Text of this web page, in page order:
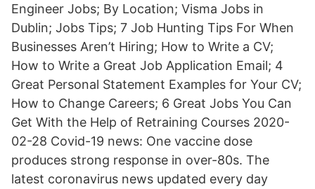
Engineer Jobs; By Location; Visma Jobs in
Dublin; Jobs Tips; 7 Job Hunting Tips For When
Businesses Aren’t Hiring; How to Write a CV;
How to Write a Great Job Application Email; 4
Great Personal Statement Examples for Your CV;
How to Change Careers; 6 Great Jobs You Can
Get With the Help of Retraining Courses 2020-
02-28 Covid-19 news: One vaccine dose
produces strong response in over-80s. The
latest coronavirus news updated every day